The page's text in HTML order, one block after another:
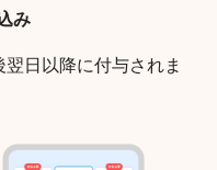
み
日以降に付与されま